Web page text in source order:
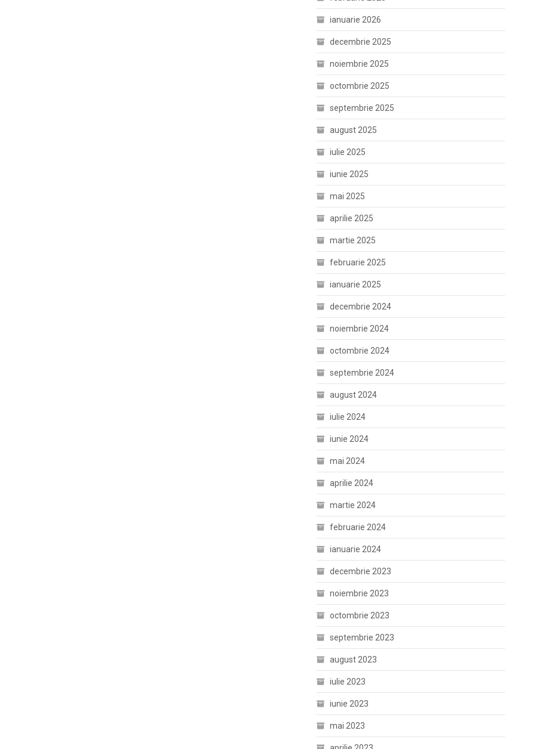
ianuarie 2026
decembrie 2025
noiembrie 2025
octombrie 2025
septembrie 2025
august 2025
iulie 2025
iunie 2025
mai 2025
aprilie 2025
martie 2025
februarie 2025
ianuarie 2025
decembrie 2024
noiembrie 2024
octombrie 2024
septembrie 2024
august 2024
iulie 2024
iunie 2024
mai 2024
aprilie 2024
martie 2024
februarie 2024
ianuarie 2024
decembrie 2023
noiembrie 2023
octombrie 2023
septembrie 2023
august 2023
iulie 2023
iunie 2023
mai 2023